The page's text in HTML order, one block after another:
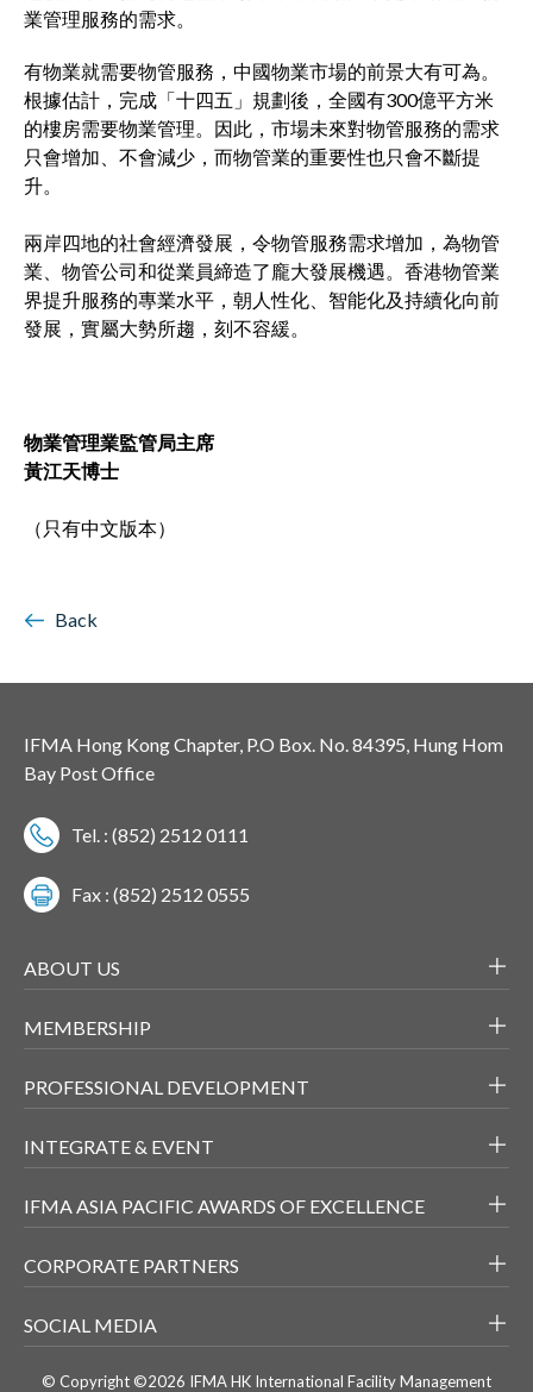
業管理服務的需求。
有物業就需要物管服務，中國物業市場的前景大有可為。
根據估計，完成「十四五」規劃後，全國有300億平方米
的樓房需要物業管理。因此，市場未來對物管服務的需求
只會增加、不會減少，而物管業的重要性也只會不斷提
升。
兩岸四地的社會經濟發展，令物管服務需求增加，為物管
業、物管公司和從業員締造了龐大發展機遇。香港物管業
界提升服務的專業水平，朝人性化、智能化及持續化向前
發展，實屬大勢所趨，刻不容緩。
物業管理業監管局主席
黃江天博士
（只有中文版本）
Back
IFMA Hong Kong Chapter, P.O Box. No. 84395, Hung Hom
Bay Post Office
Tel. : (852) 2512 0111
Fax : (852) 2512 0555
ABOUT US
MEMBERSHIP
PROFESSIONAL DEVELOPMENT
INTEGRATE & EVENT
IFMA ASIA PACIFIC AWARDS OF EXCELLENCE
CORPORATE PARTNERS
SOCIAL MEDIA
© Copyright ©2026 IFMA HK International Facility Management